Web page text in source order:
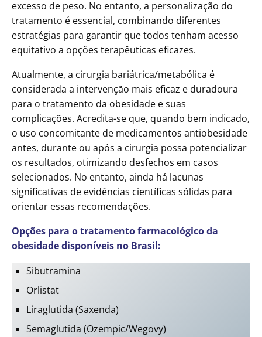
excesso de peso. No entanto, a personalização do
tratamento é essencial, combinando diferentes
estratégias para garantir que todos tenham acesso
equitativo a opções terapêuticas eficazes.
Atualmente, a cirurgia bariátrica/metabólica é
considerada a intervenção mais eficaz e duradoura
para o tratamento da obesidade e suas
complicações. Acredita-se que, quando bem indicado,
o uso concomitante de medicamentos antiobesidade
antes, durante ou após a cirurgia possa potencializar
os resultados, otimizando desfechos em casos
selecionados. No entanto, ainda há lacunas
significativas de evidências científicas sólidas para
orientar essas recomendações.
Opções para o tratamento farmacológico da
obesidade disponíveis no Brasil:
Sibutramina
Orlistat
Liraglutida (Saxenda)
Semaglutida (Ozempic/Wegovy)